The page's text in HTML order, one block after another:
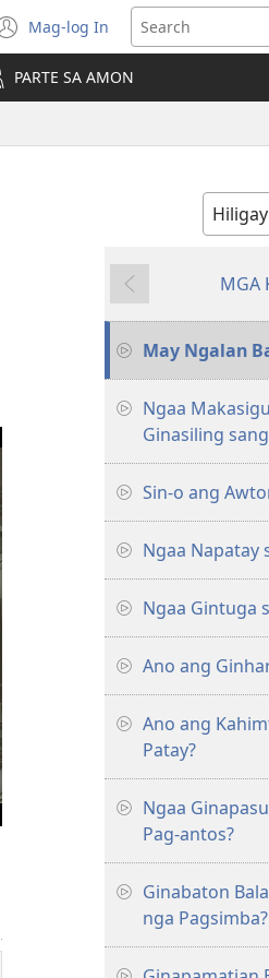
Mag-log In
(opens
new
window)
PARTE SA AMON
Ibalik
MGA
May Ngalan
Ngaa
Ginasiling
Sin-o ang
Ngaa Napatay
Ngaa Gintuga
Ano ang
Ano ang
Patay?
Ngaa
Pag-antos?
Ginabaton
nga Pagsimba?